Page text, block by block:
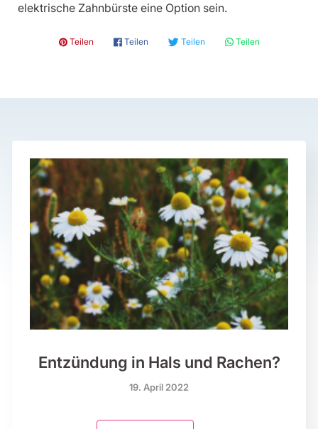
elektrische Zahnbürste eine Option sein.
𝓟 Teilen 𝗳 Teilen 🐦 Teilen 💬 Teilen
Entzündung in Hals und Rachen?
19. April 2022